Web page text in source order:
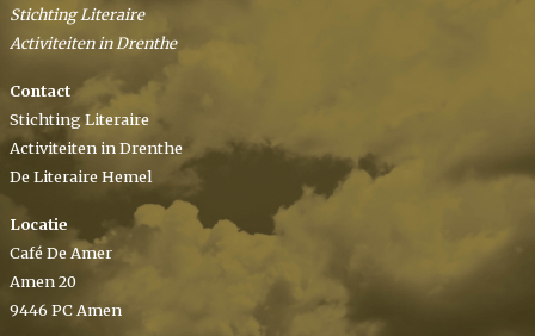
Stichting Literaire
Activiteiten in Drenthe
Contact
Stichting Literaire
Activiteiten in Drenthe
De Literaire Hemel
Locatie
Café De Amer
Amen 20
9446 PC Amen